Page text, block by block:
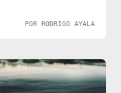
POR RODRIGO AYALA